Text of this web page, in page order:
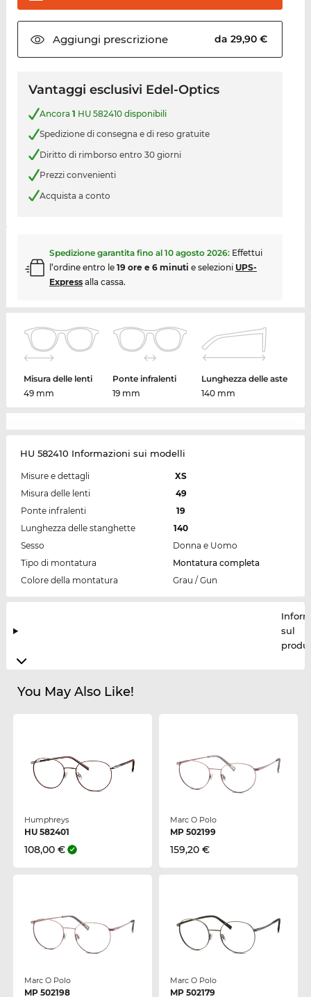
Aggiungi prescrizione da 29,90 €
Vantaggi esclusivi Edel-Optics
Ancora 1 HU 582410 disponibili
Spedizione di consegna e di reso gratuite
Diritto di rimborso entro 30 giorni
Prezzi convenienti
Acquista a conto
Spedizione garantita fino al 10 agosto 2026: Effettui
l’ordine entro le 19 ore e 6 minuti e selezioni UPS-
Expressalla cassa.
Misura delle lenti
49 mm
Ponte infralenti
19 mm
Lunghezza delle aste
140 mm
HU 582410 Informazioni sui modelli
Misure e dettagli
XS
Misura delle lenti
49
Ponte infralenti
19
Lunghezza delle stanghette
140
Sesso
Donna e Uomo
Tipo di montatura
Montatura completa
Colore della montatura
Grau / Gun
sul
You May Also Like!
Humphreys
HU 582401
108,00 €
Marc O Polo
MP 502199
159,20 €
Marc O Polo
MP 502198
Marc O Polo
MP 502179